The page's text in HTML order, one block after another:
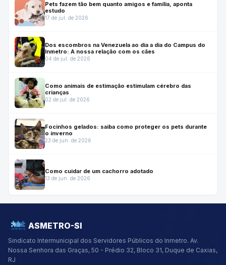
Pets fazem tão bem quanto amigos e família, aponta
estudo
17 de jul. de 2026
Dos escombros na Venezuela ao dia a dia do Campus do
Inmetro: A nossa relação com os cães
04 de jul. de 2026
Como animais de estimação estimulam cérebro das
crianças
02 de jul. de 2026
Focinhos gelados: saiba como proteger os pets durante
o inverno
23 de jun. de 2026
Como cuidar de um cachorro adotado
13 de jun. de 2026
ASMETRO-SI
Sindicato Intermunicipal dos Servidores Públicos do Inmetro. Av.
Nossa Senhora das Graças, 50 - Prédio 32, Bloco 31, Duque de Caxias,
RJ